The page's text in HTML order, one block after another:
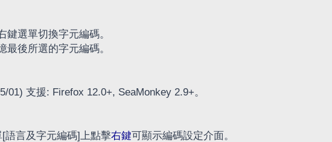
鍵選單切換字元編碼。
最後所選的字元編碼。
01) 支援: Firefox 12.0+, SeaMonkey 2.9+。
語言及字元編碼]上點擊右鍵可顯示編碼設定介面。